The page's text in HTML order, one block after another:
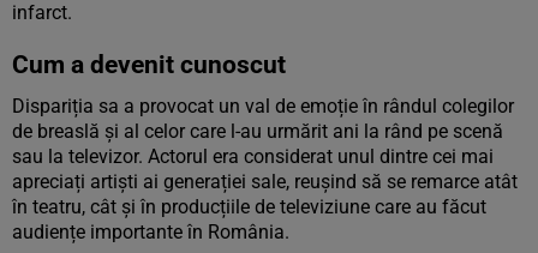
infarct.
Cum a devenit cunoscut
Dispariția sa a provocat un val de emoție în rândul colegilor
de breaslă și al celor care l-au urmărit ani la rând pe scenă
sau la televizor. Actorul era considerat unul dintre cei mai
apreciați artiști ai generației sale, reușind să se remarce atât
în teatru, cât și în producțiile de televiziune care au făcut
audiențe importante în România.